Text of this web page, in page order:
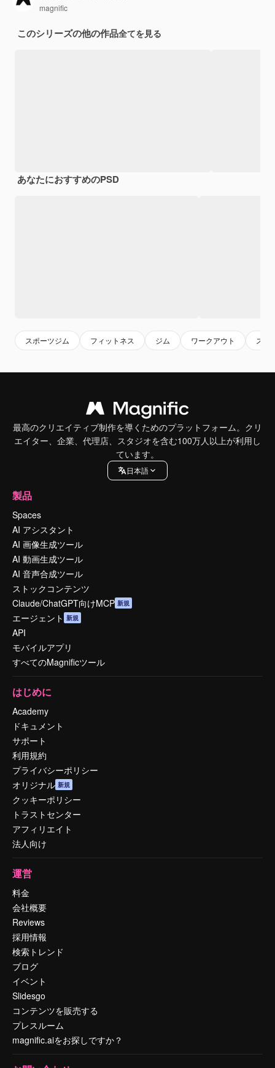
magnific
このシリーズの他の作品全てを見る
あなたにおすすめのPSD
スポーツジム フィットネス ジム ワークアウト スポ
最高のクリエイティブ制作を導くためのプラットフォーム。クリ
エイター、企業、代理店、スタジオを含む100万人以上が利用し
ています。
日本語
製品
Spaces
AI アシスタント
AI 画像生成ツール
AI 動画生成ツール
AI 音声合成ツール
ストックコンテンツ
Claude/ChatGPT向けMCP 新規
エージェント 新規
API
モバイルアプリ
すべてのMagnificツール
はじめに
Academy
ドキュメント
サポート
利用規約
プライバシーポリシー
オリジナル 新規
クッキーポリシー
トラストセンター
アフィリエイト
法人向け
運営
料金
会社概要
Reviews
採用情報
検索トレンド
ブログ
イベント
Slidesgo
コンテンツを販売する
プレスルーム
magnific.aiをお探しですか？